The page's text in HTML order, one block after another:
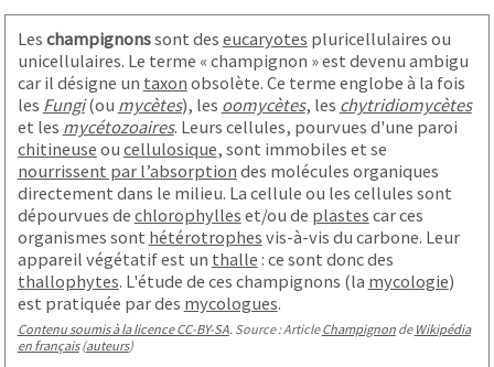
Les champignonssont des eucaryotes pluricellulaires ou
unicellulaires. Le terme « champignon » est devenu ambigu
car il désigne un taxon obsolète. Ce terme englobe à la fois
les Fungi(ou mycètes), les oomycètes, les chytridiomycètes
et les mycétozoaires. Leurs cellules, pourvues d'une paroi
chitineuse ou cellulosique, sont immobiles et se
nourrissent par l’absorption des molécules organiques
directement dans le milieu. La cellule ou les cellules sont
dépourvues de chlorophylles et/ou de plastes car ces
organismes sont hétérotrophes vis-à-vis du carbone. Leur
appareil végétatif est un thalle : ce sont donc des
thallophytes. L'étude de ces champignons (la mycologie)
est pratiquée par des mycologues.
Contenu soumis à la licence CC-BY-SA. Source : ArticleChampignonde Wikipédia
en français(auteurs)